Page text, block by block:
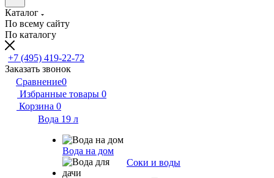
Каталог
По всему сайту
По каталогу
+7 (495) 419-22-72
Заказать звонок
Сравнение0
Избранные товары 0
Корзина 0
Вода 19 л
Вода на дом
Соки и воды